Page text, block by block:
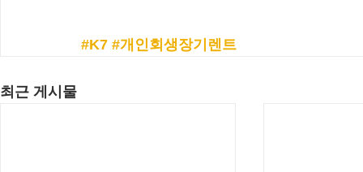
#K7 #개인회생장기렌트
최근 게시물